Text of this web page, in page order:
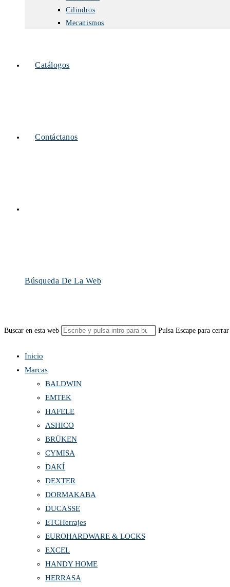
Cilindros
Mecanismos
Catálogos
Contáctanos
Búsqueda De La Web
Buscar en esta web Pulsa Escape para
Inicio
Marcas
BALDWIN
EMTEK
HAFELE
ASHICO
BRÜKEN
CYMISA
DAKÍ
DEXTER
DORMAKABA
DUCASSE
ETCHerrajes
EUROHARDWARE & LOCKS
EXCEL
HANDY HOME
HERRASA